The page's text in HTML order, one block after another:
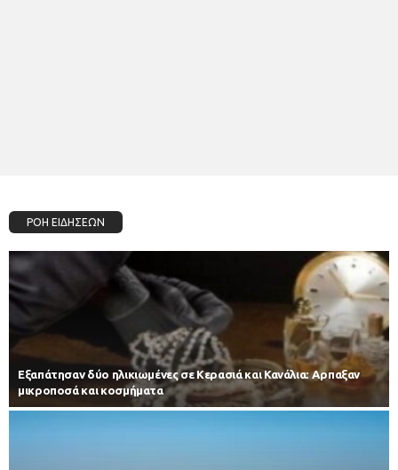
ΡΟΗ ΕΙΔΗΣΕΩΝ
Εξαπάτησαν δύο ηλικιωμένες σε Κερασιά και Κανάλια: Αρπαξαν
μικροποσά και κοσμήματα